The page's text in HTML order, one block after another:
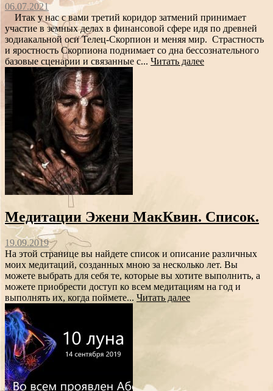
06.07.2021
Итак у нас с вами третий коридор затмений принимает
участие в земных делах в финансовой сфере идя по древней
зодиакальной оси Телец-Скорпион и меняя мир. Страстность
и яростность Скорпиона поднимает со дна бессознательного
базовые сценарии и связанные с... Читать далее
Медитации Эжени МакКвин. Список.
19.09.2019
На этой странице вы найдете список и описание различных
моих медитаций, созданных мною за несколько лет. Вы
можете выбрать для себя те, которые вы хотите выполнить, а
можете приобрести доступ ко всем медитациям на год и
выполнять их, когда поймете... Читать далее